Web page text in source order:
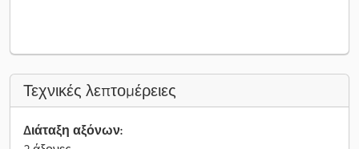
Τεχνικές λεπτομέρειες
Διάταξη αξόνων: